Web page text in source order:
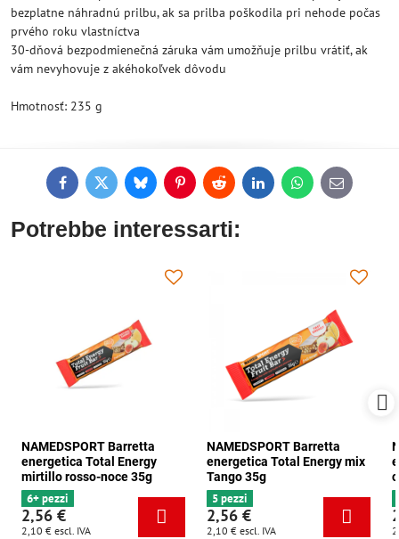
bezplatne náhradnú prilbu, ak sa prilba poškodila pri nehode počas
prvého roku vlastníctva
30-dňová bezpodmienečná záruka vám umožňuje prilbu vrátiť, ak
vám nevyhovuje z akéhokoľvek dôvodu
Hmotnosť: 235 g
FacebookTwitterBlueskyPinterestReddit LinkedInWhatsApp
E-
mail
Potrebbe interessarti:
NAMEDSPORT Barretta
energetica Total Energy
mirtillo rosso-noce 35g
6+ pezzi
2,56 €
2,10 € escl. IVA
NAMEDSPORT Barretta
energetica Total Energy mix
Tango 35g
5 pezzi
2,56 €
2,10 € escl. IVA